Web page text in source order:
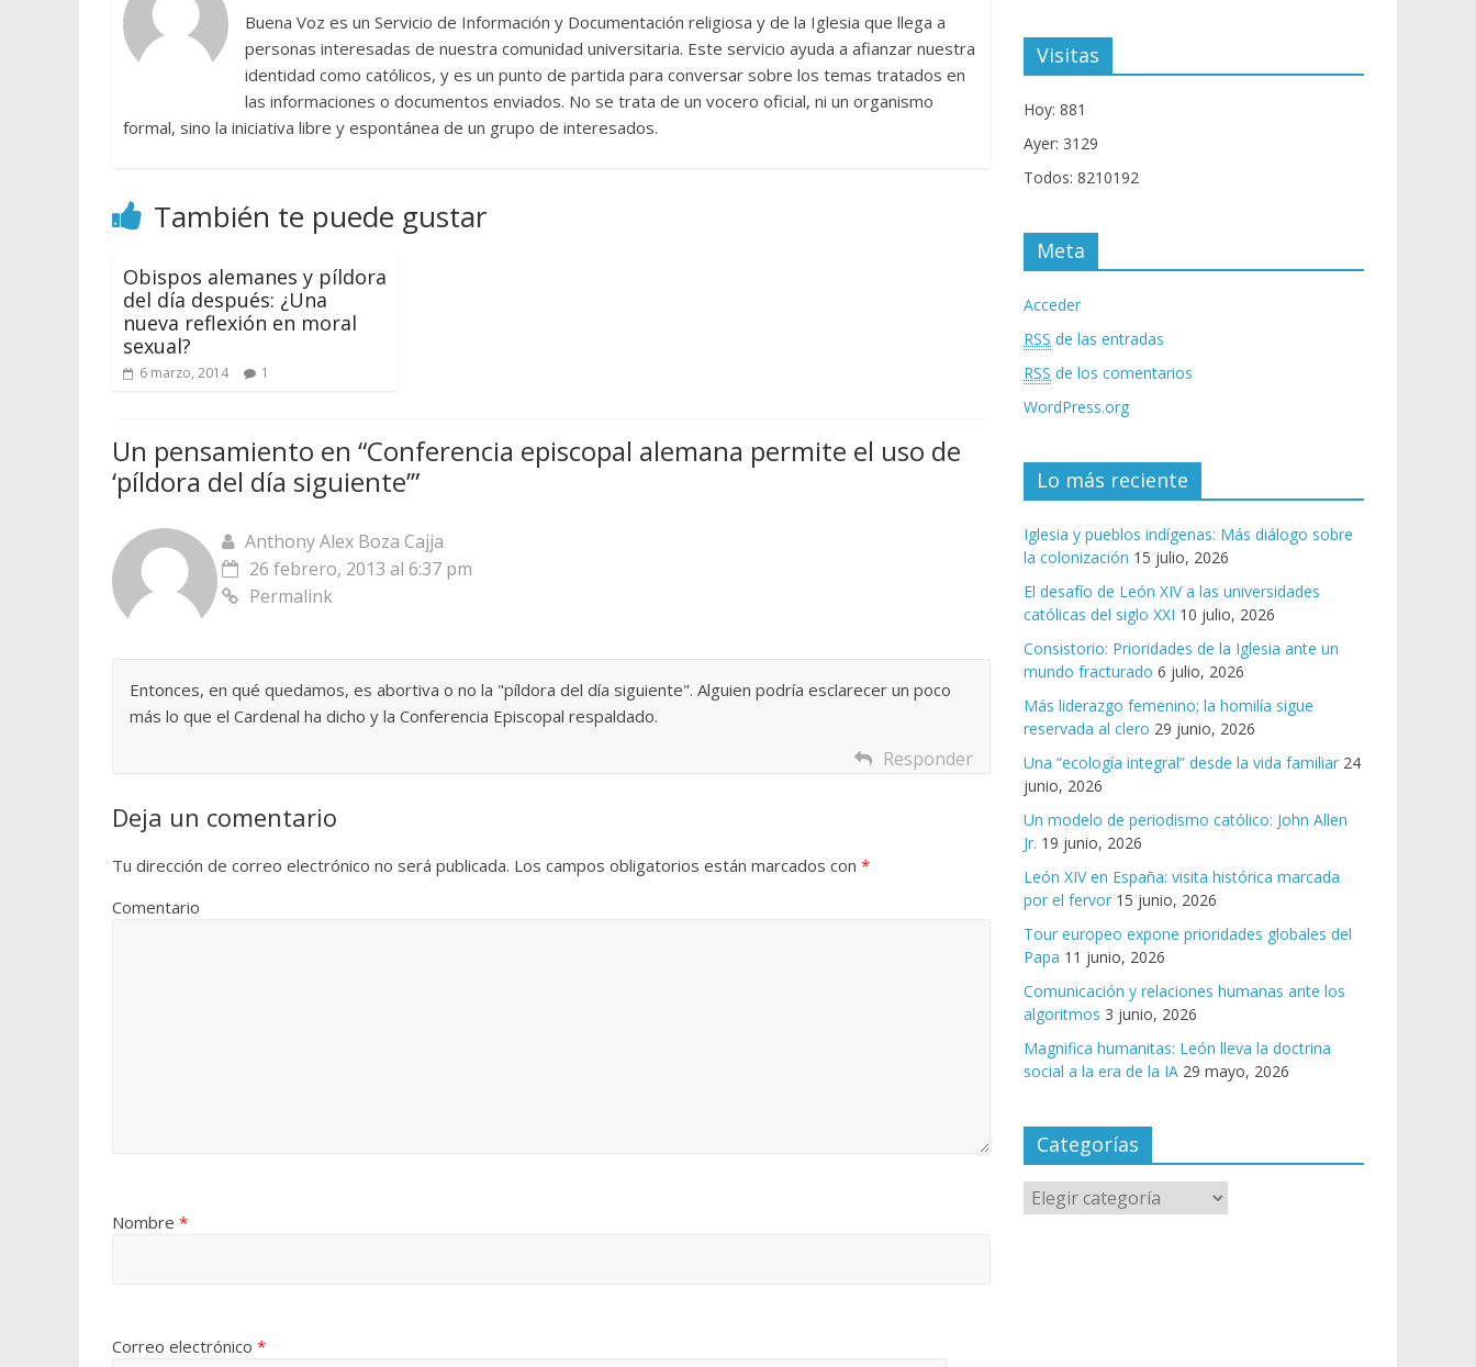
Buena Voz es un Servicio de Información y Documentación religiosa y de la Iglesia que llega a
personas interesadas de nuestra comunidad universitaria. Este servicio ayuda a afianzar nuestra
identidad como católicos, y es un punto de partida para conversar sobre los temas tratados en
las informaciones o documentos enviados. No se trata de un vocero oficial, ni un organismo
formal, sino la iniciativa libre y espontánea de un grupo de interesados.
También te puede gustar
Obispos alemanes y píldora
del día después: ¿Una
nueva reflexión en moral
sexual?
6 marzo, 2014 1
Un pensamiento en “Conferencia episcopal alemana permite el uso de
‘píldora del día siguiente’”
Anthony Alex Boza Cajja
26 febrero, 2013 al 6:37 pm
Permalink
Entonces, en qué quedamos, es abortiva o no la "píldora del día siguiente". Alguien podría esclarecer un poco
más lo que el Cardenal ha dicho y la Conferencia Episcopal respaldado.
Responder
Deja un comentario
Tu dirección de correo electrónico no será publicada. Los campos obligatorios están marcados con *
Comentario
Nombre *
Correo electrónico *
Visitas
Hoy: 881
Ayer: 3129
Todos: 8210192
Meta
Acceder
RSS de las entradas
RSS de los comentarios
WordPress.org
Lo más reciente
Iglesia y pueblos indígenas: Más diálogo sobre
la colonización 15 julio, 2026
El desafío de León XIV a las universidades
católicas del siglo XXI 10 julio, 2026
Consistorio: Prioridades de la Iglesia ante un
mundo fracturado 6 julio, 2026
Más liderazgo femenino; la homilía sigue
reservada al clero 29 junio, 2026
Una “ecología integral” desde la vida familiar 24
junio, 2026
Un modelo de periodismo católico: John Allen
Jr. 19 junio, 2026
León XIV en España: visita histórica marcada
por el fervor 15 junio, 2026
Tour europeo expone prioridades globales del
Papa 11 junio, 2026
Comunicación y relaciones humanas ante los
algoritmos 3 junio, 2026
Magnifica humanitas: León lleva la doctrina
social a la era de la IA 29 mayo, 2026
Categorías